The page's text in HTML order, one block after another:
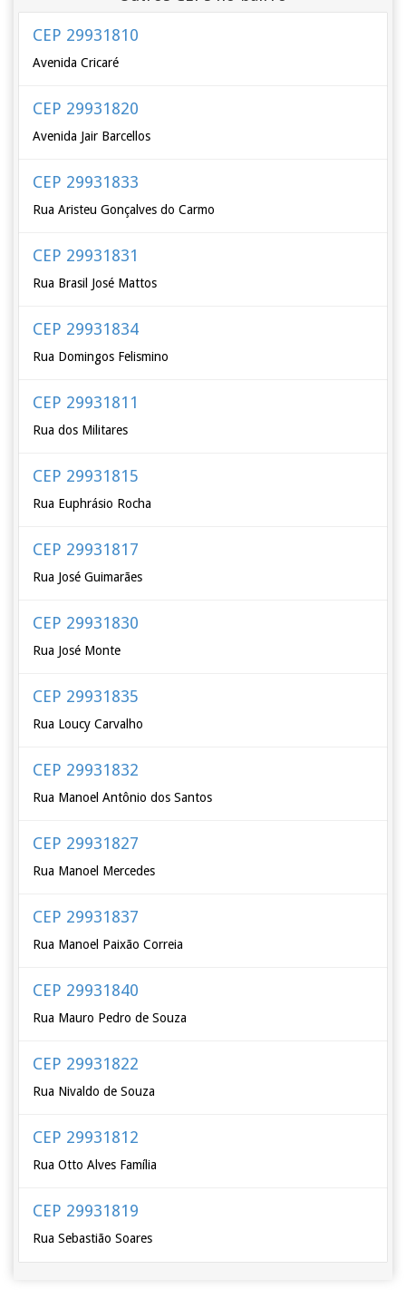
CEP 29931810
Avenida Cricaré
CEP 29931820
Avenida Jair Barcellos
CEP 29931833
Rua Aristeu Gonçalves do Carmo
CEP 29931831
Rua Brasil José Mattos
CEP 29931834
Rua Domingos Felismino
CEP 29931811
Rua dos Militares
CEP 29931815
Rua Euphrásio Rocha
CEP 29931817
Rua José Guimarães
CEP 29931830
Rua José Monte
CEP 29931835
Rua Loucy Carvalho
CEP 29931832
Rua Manoel Antônio dos Santos
CEP 29931827
Rua Manoel Mercedes
CEP 29931837
Rua Manoel Paixão Correia
CEP 29931840
Rua Mauro Pedro de Souza
CEP 29931822
Rua Nivaldo de Souza
CEP 29931812
Rua Otto Alves Família
CEP 29931819
Rua Sebastião Soares